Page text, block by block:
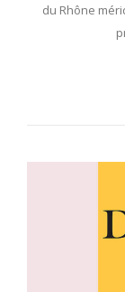
du Rhône